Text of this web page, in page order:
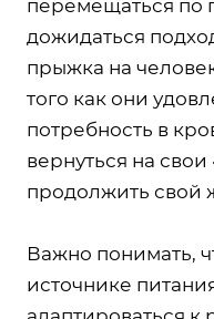
перемещаться по
дожидаться
прыжка на
того как они
потребность в
вернуться на свои
продолжить свой
Важно понимать,
источнике